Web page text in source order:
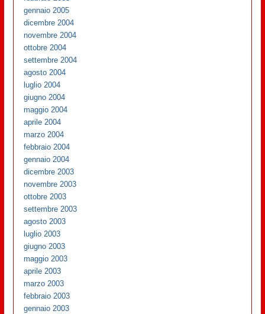
gennaio 2005
dicembre 2004
novembre 2004
ottobre 2004
settembre 2004
agosto 2004
luglio 2004
giugno 2004
maggio 2004
aprile 2004
marzo 2004
febbraio 2004
gennaio 2004
dicembre 2003
novembre 2003
ottobre 2003
settembre 2003
agosto 2003
luglio 2003
giugno 2003
maggio 2003
aprile 2003
marzo 2003
febbraio 2003
gennaio 2003